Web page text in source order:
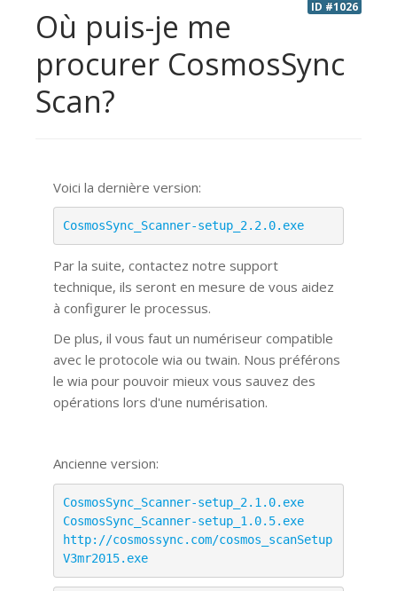
ID #1026
Où puis-je me
procurer CosmosSync
Scan?
Voici la dernière version:
CosmosSync_Scanner-setup_2.2.0.exe
Par la suite, contactez notre support
technique, ils seront en mesure de vous aidez
à configurer le processus.
De plus, il vous faut un numériseur compatible
avec le protocole wia ou twain. Nous préférons
le wia pour pouvoir mieux vous sauvez des
opérations lors d'une numérisation.
Ancienne version:
CosmosSync_Scanner-setup_2.1.0.exe
CosmosSync_Scanner-setup_1.0.5.exe
http://cosmossync.com/cosmos_scanSetup
V3mr2015.exe